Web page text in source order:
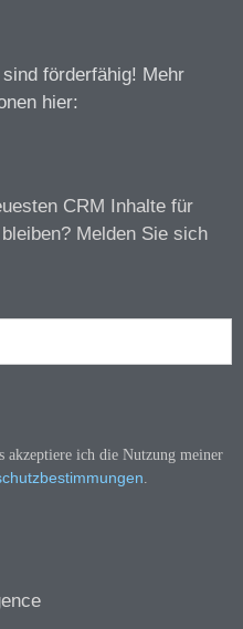
förderfähig! Mehr
hier:
CRM Inhalte für
Melden Sie sich
akzeptiere ich die Nutzung meiner